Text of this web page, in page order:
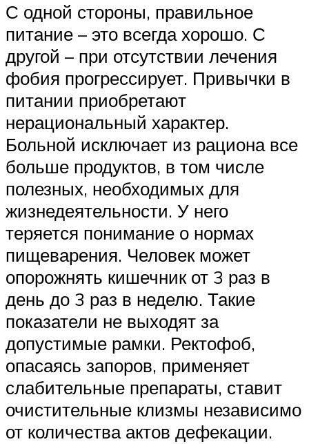
С одной стороны, правильное
питание – это всегда хорошо. С
другой – при отсутствии лечения
фобия прогрессирует. Привычки в
питании приобретают
нерациональный характер.
Больной исключает из рациона все
больше продуктов, в том числе
полезных, необходимых для
жизнедеятельности. У него
теряется понимание о нормах
пищеварения. Человек может
опорожнять кишечник от 3 раз в
день до 3 раз в неделю. Такие
показатели не выходят за
допустимые рамки. Ректофоб,
опасаясь запоров, применяет
слабительные препараты, ставит
очистительные клизмы независимо
от количества актов дефекации.